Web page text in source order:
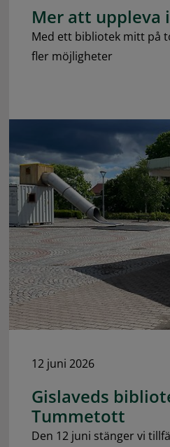
Mer att uppleva
Med ett bibliotek mitt på
fler möjligheter
12 juni 2026
Gislaveds
Tummetott
Den 12 juni stänger vi